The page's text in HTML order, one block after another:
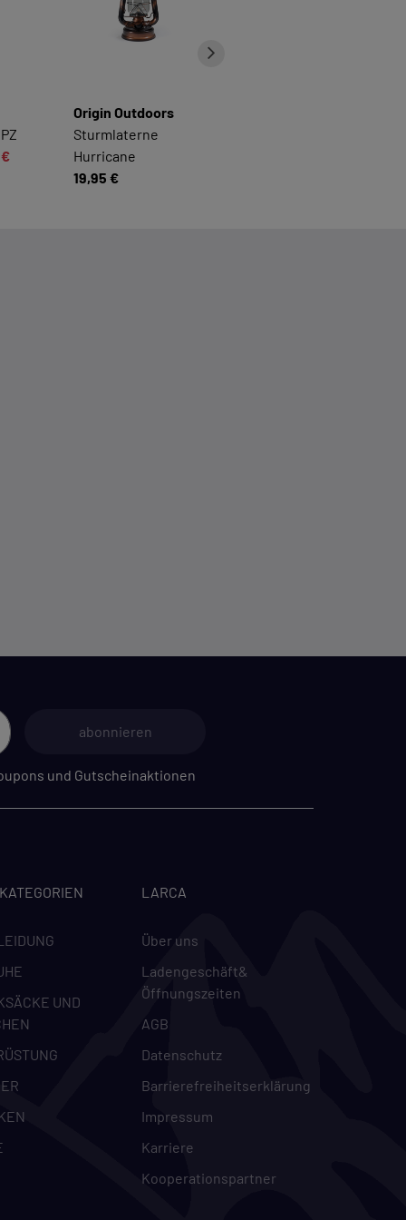
Origin Outdoors
Sturmlaterne
Hurricane
19,95 €
abonnieren
und Gutscheinaktionen
UND
LARCA
Über uns
Ladengeschäft&
Öffnungszeiten
AGB
Datenschutz
Barrierefreiheitserklärung
Impressum
Karriere
Kooperationspartner